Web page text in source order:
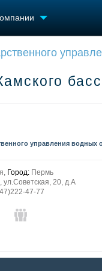
Личности
управления водных
Город: Пермь
ул.Советская, 20, д.А
47-77